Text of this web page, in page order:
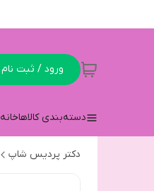
ورود / ثبت نام
دسته‌بندی کالاهاخانه
دکتر پردیس شاپ